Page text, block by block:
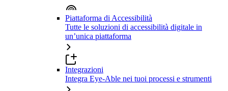
Piattaforma di Accessibilità
Tutte le soluzioni di accessibilità digitale in
un’unica piattaforma
Integrazioni
Integra Eye-Able nei tuoi processi e strumenti